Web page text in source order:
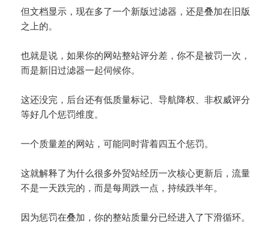
但文档显示，现在多了一个新版过滤器，还是叠加在旧版
之上的。
也就是说，如果你的网站整站评分差，你不是被罚一次，
而是新旧过滤器一起伺候你。
这还没完，后台还有低质量标记、导航降权、非权威评分
等好几个惩罚维度。
一个质量差的网站，可能同时背着四五个惩罚。
这就解释了为什么很多外贸站经历一次核心更新后，流量
不是一天跌完的，而是每周跌一点，持续跌半年。
因为惩罚在叠加，你的整站质量分已经进入了下滑循环。